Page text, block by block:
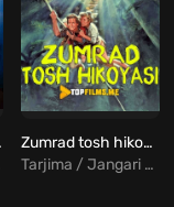
tilida
Zumrad tosh hikoyasi Uzbek tilida
Tarjima / Jangari / Komediya / Melodrama / Sarguzasht